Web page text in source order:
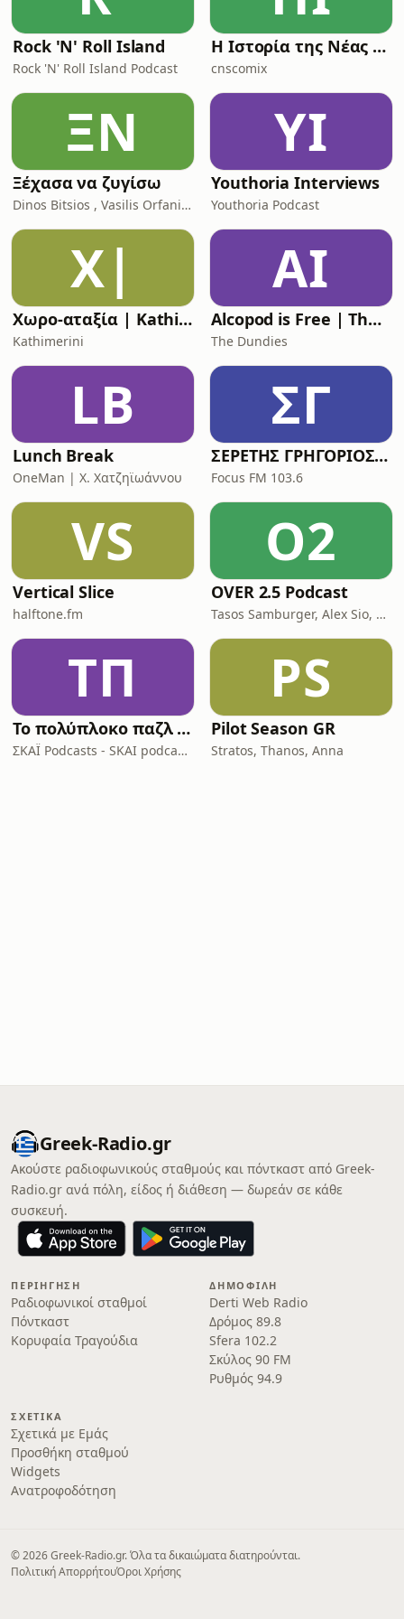
της κυβέρνησης.
Rock 'N' Roll Island
Rock 'N' Roll Island Podcast
Η Ιστορία της Νέας Ρώμης
cnscomix
ΞΝ
Ξέχασα να ζυγίσω
Dinos Bitsios , Vasilis Orfanidis
YI
Youthoria Interviews
Youthoria Podcast
Χ|
Χωρο-αταξία | Kathimerini
Kathimerini
AI
Alcopod is Free | The (Greek) Eurovision Podcast
The Dundies
LB
Lunch Break
OneMan | X. Χατζηϊωάννου
ΣΓ
ΣΕΡΕΤΗΣ ΓΡΗΓΟΡΙΟΣ - ΚΟΝΤΡΑ ΣΤΟ ΣΥΣΤΗΜΑ
Focus FM 103.6
VS
Vertical Slice
halftone.fm
O2
OVER 2.5 Podcast
Tasos Samburger, Alex Sio, Monkey Bros
ΤΠ
Το πολύπλοκο παζλ της Ινδοευρωπαϊκής γλώσσας
ΣΚΑΪ Podcasts - SKAI podcasts
PS
Pilot Season GR
Stratos, Thanos, Anna
Greek-Radio.gr
Ακούστε ραδιοφωνικούς σταθμούς και πόντκαστ από Greek-
Radio.gr ανά πόλη, είδος ή διάθεση — δωρεάν σε κάθε
συσκευή.
ΠΕΡΙΉΓΗΣΗ
Ραδιοφωνικοί σταθμοί
Πόντκαστ
Κορυφαία Τραγούδια
ΔΗΜΟΦΙΛΉ
Derti Web Radio
Δρόμος 89.8
Sfera 102.2
Σκύλος 90 FM
Ρυθμός 94.9
ΣΧΕΤΙΚΆ
Σχετικά με Εμάς
Προσθήκη σταθμού
Widgets
Ανατροφοδότηση
© 2026 Greek-Radio.gr. Όλα τα δικαιώματα διατηρούνται.
Πολιτική ΑπορρήτουΌροι Χρήσης